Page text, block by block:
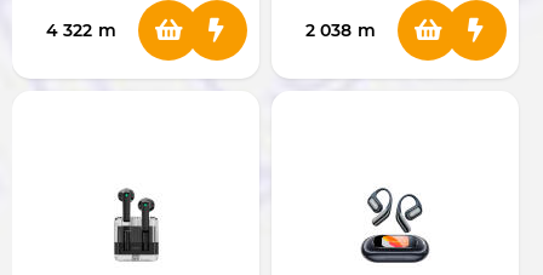
4 322 m 2 038 m